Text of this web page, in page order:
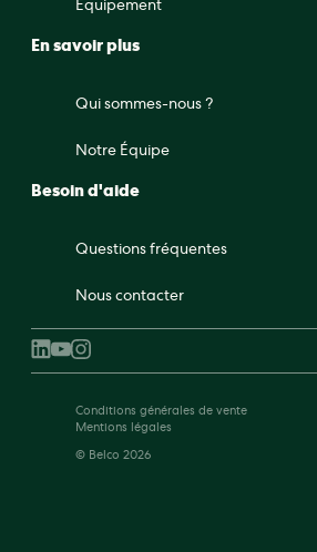
Équipement
En savoir plus
Qui sommes-nous ?
Notre Équipe
Besoin d'aide
Questions fréquentes
Nous contacter
© Belco 2026
Conditions générales de vente
Mentions légales